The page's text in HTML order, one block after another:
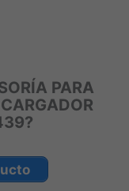
Tunja,
Cúcuta, Mocoa,
Sincelejo,
PARA